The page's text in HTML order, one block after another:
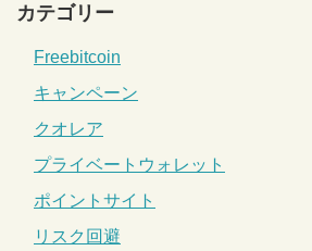
カテゴリー
Freebitcoin
キャンペーン
クオレア
プライベートウォレット
ポイントサイト
リスク回避